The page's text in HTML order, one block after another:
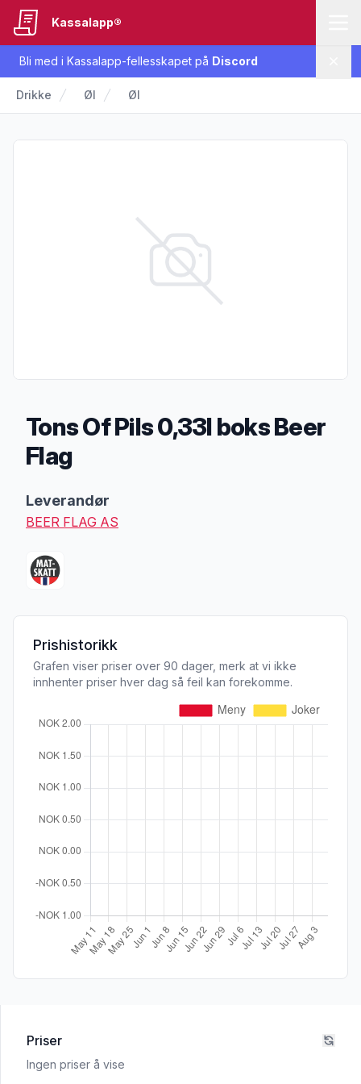
Bli med i Kassalapp-fellesskapet på Discord
Kassalapp®
Drikke Øl Øl
Tons Of Pils 0,33l boks Beer
Flag
Leverandør
BEER FLAG AS
Prishistorikk
Grafen viser priser over 90 dager, merk at vi ikke
innhenter priser hver dag så feil kan forekomme.
Priser
Ingen priser å vise